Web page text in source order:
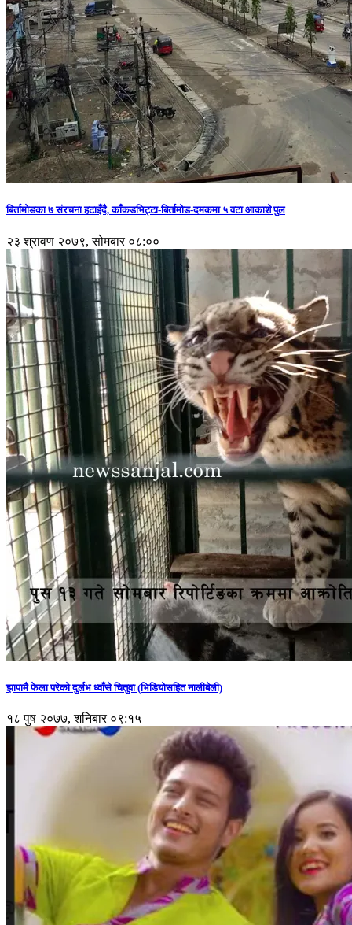
बिर्तामोडका ७ संरचना हटाइँदै, काँकडभिट्टा-बिर्तामोड-दमकमा ५ वटा आकाशे पुल
२३ श्रावण २०७९, सोमबार ०८:००
झापामै फेला परेको दुर्लभ ध्वाँसे चितुवा (भिडियोसहित नालीबेली)
१८ पुष २०७७, शनिबार ०९:१५